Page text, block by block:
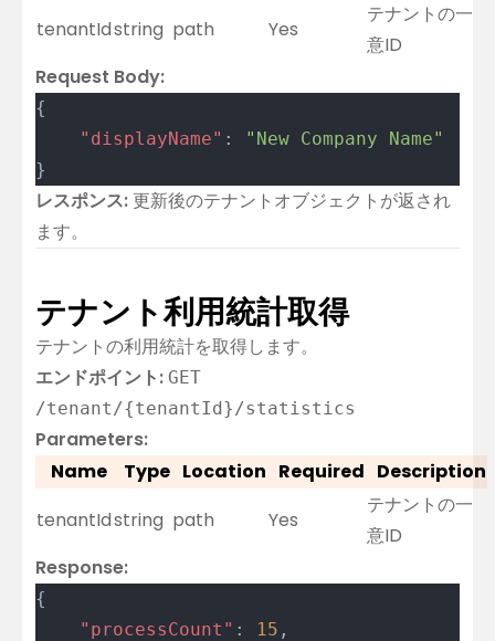
tenantIdstring path Yes
テナントの一
意ID
Request Body:
{
	"displayName"
:
"New Company Name"
}
レスポンス:更新後のテナントオブジェクトが返され
ます。
テナント利用統計取得
テナントの利用統計を取得します。
エンドポイント: GET
/tenant/{tenantId}/statistics
Parameters:
Name
Type Location Required Description
tenantIdstring path Yes
テナントの一
意ID
Response:
{
	"processCount"
: 15 ,